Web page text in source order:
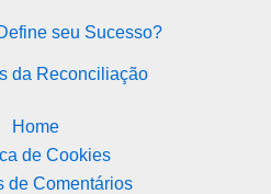
seu Sucesso?
da Reconciliação
Home
de Cookies
de Comentários